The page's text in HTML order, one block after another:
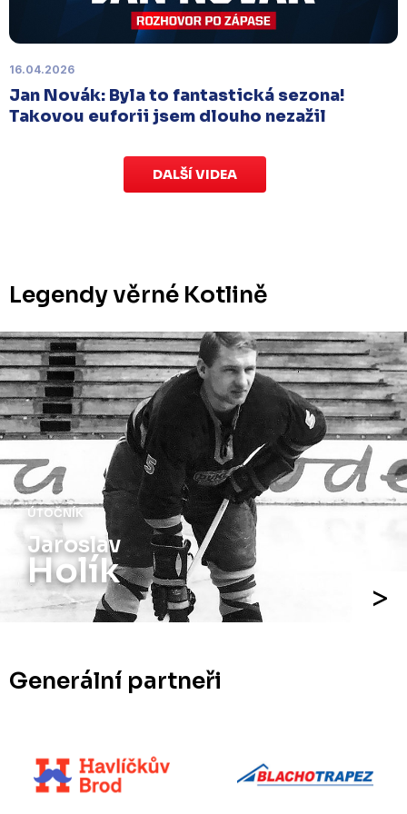
termínu, Bruslaři se s Ústím nad Labem utkají doma
v Kotlině ve středu 26. listopadu od 18:00.
16.04.2026
Jan Novák: Byla to fantastická sezona!
Takovou euforii jsem dlouho nezažil
DALŠÍ VIDEA
Legendy věrné Kotlině
ÚTOČNÍK
Jaroslav
Holík
Generální partneři